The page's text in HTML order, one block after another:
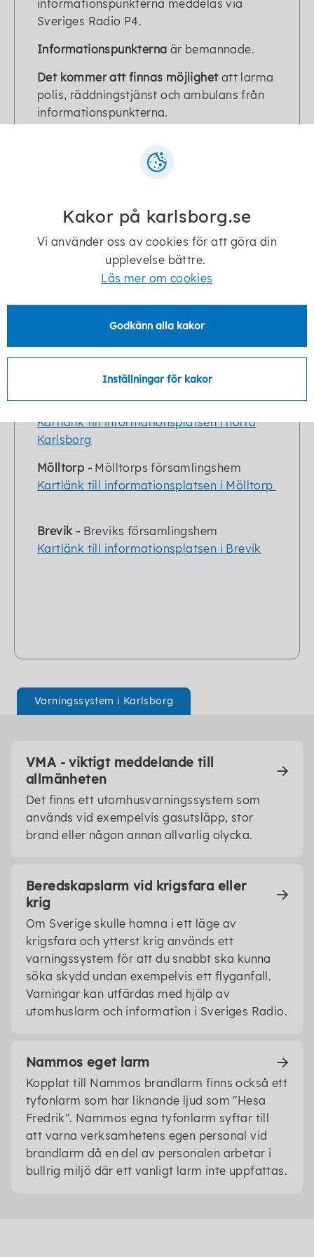
informationspunkterna meddelas via
Sveriges Radio P4.
Informationspunkterna är bemannade.
Det kommer att finnas möjlighetatt larma
polis, räddningstjänst och ambulans från
informationspunkterna.
informationspunkter:
Undenäsgården
Forsvik -Klubbstugan, Forsvik IF
Kartlänk till informationsplatsen i Forsvik
Centrala Karlsborg -Pastorsexpeditionen
(Kyrkans hus), Strandvägen
Karlsborg
Norra Karlsborg- Parkeringen i anslutning
till Haganäset
Kartlänk till informationsplatsen i norra
Karlsborg
Mölltorp - Mölltorps församlingshem
Kartlänk till informationsplatsen i Mölltorp
Brevik - Breviks församlingshem
Kartlänk till informationsplatsen i Brevik
Varningssystem i Karlsborg
VMA - viktigt meddelande till
allmänheten
Det finns ett utomhusvarningssystem som
används vid exempelvis gasutsläpp, stor
brand eller någon annan allvarlig olycka.
Beredskapslarm vid krigsfara eller
krig
Om Sverige skulle hamna i ett läge av
krigsfara och ytterst krig används ett
varningssystem för att du snabbt ska kunna
söka skydd undan exempelvis ett flyganfall.
Varningar kan utfärdas med hjälp av
utomhuslarm och information i Sveriges Radio.
Nammos eget larm
Kopplat till Nammos brandlarm finns också ett
tyfonlarm som har liknande ljud som "Hesa
Fredrik". Nammos egna tyfonlarm syftar till
att varna verksamhetens egen personal vid
brandlarm då en del av personalen arbetar i
bullrig miljö där ett vanligt larm inte uppfattas.
Kakor på karlsborg.se
Vi använder oss av cookies för att göra din
upplevelse bättre.
Läs mer om cookies
Godkänn alla kakor
Inställningar för kakor